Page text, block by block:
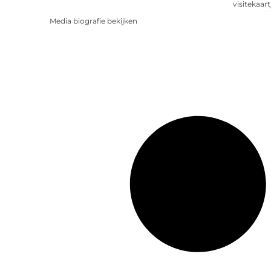
Media biografie bekijken